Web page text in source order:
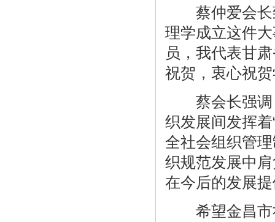
蔡仲爱会长
理学成立这件
员，我代表甘
祝贺，衷心祝
蔡会长强调
织发展间发挥
全社会组织管
织规范发展中
在今后的发展
希望金昌市